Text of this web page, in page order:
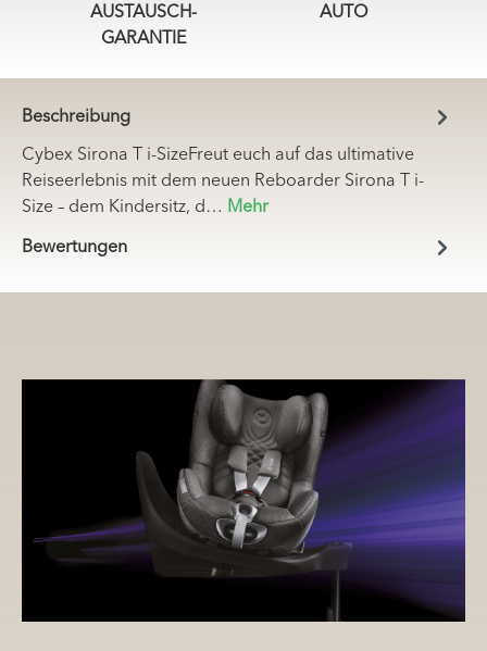
AUSTAUSCH-
GARANTIE
AUTO
Beschreibung
Cybex Sirona T i-SizeFreut euch auf das ultimative
Reiseerlebnis mit dem neuen Reboarder Sirona T i-
Size – dem Kindersitz, d… Mehr
Bewertungen